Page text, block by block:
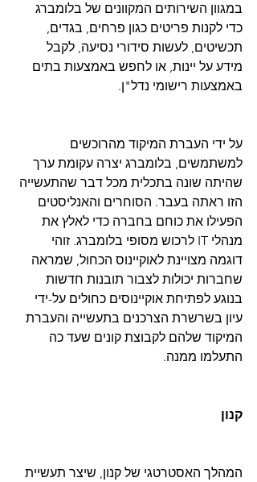
במגוון השירותים המקוונים של בלומברג
כדי לקנות פריטים כגון פרחים, בגדים,
תכשיטים, לעשות סידורי נסיעה, לקבל
מידע על יינות, או לחפש באמצעות בתים
באמצעות רישומי נדל"ן.
על ידי העברת המיקוד מהרוכשים
למשתמשים, בלומברג יצרה עקומת ערך
שהיתה שונה בתכלית מכל דבר שהתעשייה
הזו ראתה בעבר. הסוחרים והאנליסטים
הפעילו את כוחם בחברה כדי לאלץ את
מנהלי IT לרכוש מסופי בלומברג. זוהי
דוגמה מצויינת לאוקיינוס ​​הכחול, שמראה
שחברות יכולות לצבור תובנות חדשות
בנוגע לפתיחת אוקיינוסים כחולים על-ידי
עיון בשרשרת הצרכנים בתעשייה והעברת
המיקוד שלהם לקבוצת קונים שעד כה
התעלמו ממנה.
קנון
המהלך האסטרטגי של קנון, שיצר תעשיית